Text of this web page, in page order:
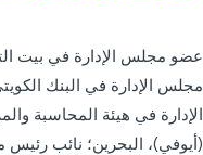
عضو مجلس الإدارة في بيت
مجلس الإدارة في البنك
الإدارة في هيئة المحاسبة
(أيوفي)، البحرين؛ نائب